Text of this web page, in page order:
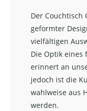
Der Couchtisch
geformter
vielfältigen
Die Optik eines
erinnert an
jedoch ist die
wahlweise aus
werden.